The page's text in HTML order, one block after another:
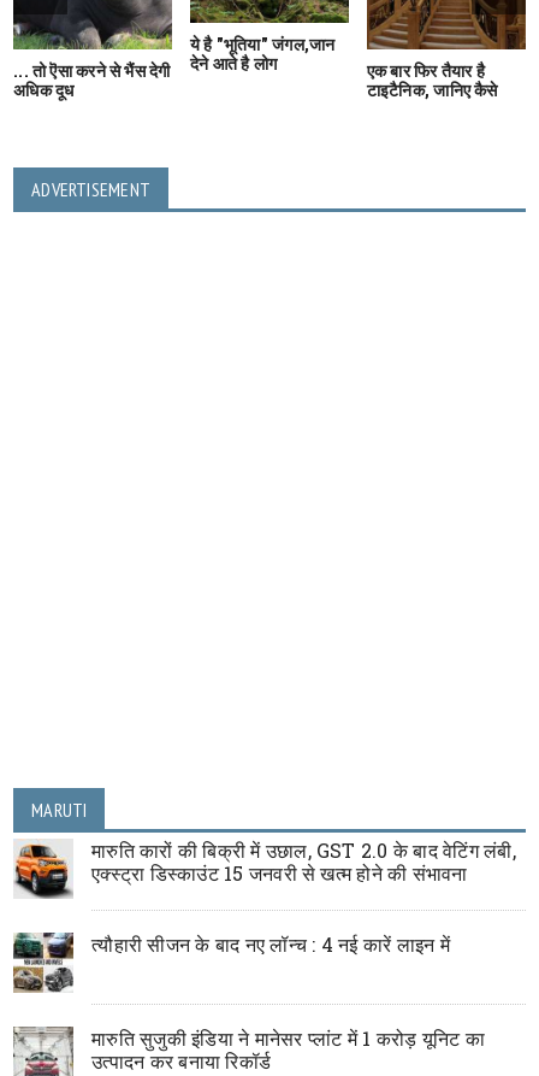
... तो ऎसा करने से भैंस देगी
अधिक दूध
ये है "भूतिया" जंगल,जान
देने आते है लोग
एक बार फिर तैयार है
टाइटैनिक, जानिए कैसे
ADVERTISEMENT
MARUTI
मारुति कारों की बिक्री में उछाल, GST 2.0 के बाद वेटिंग लंबी,
एक्स्ट्रा डिस्काउंट 15 जनवरी से खत्म होने की संभावना
त्यौहारी सीजन के बाद नए लॉन्च : 4 नई कारें लाइन में
मारुति सुजुकी इंडिया ने मानेसर प्लांट में 1 करोड़ यूनिट का
उत्पादन कर बनाया रिकॉर्ड